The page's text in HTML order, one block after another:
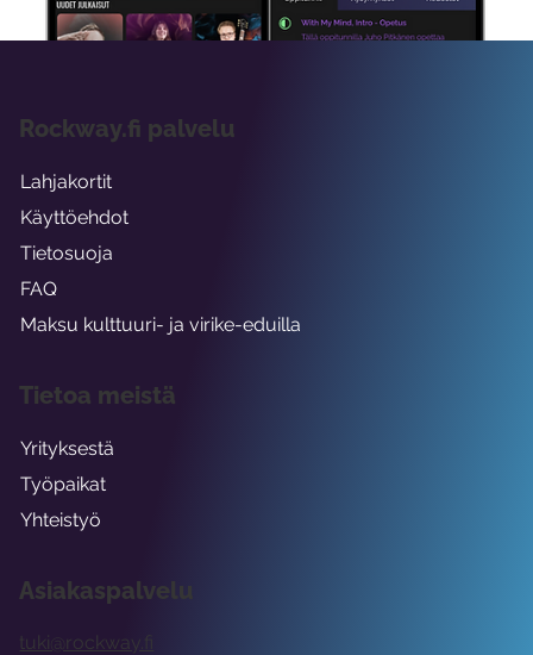
Asiakaspalvelu
tuki@rockway.fi
Rockway.fi palvelu
Lahjakortit
Käyttöehdot
Tietosuoja
FAQ
Maksu kulttuuri- ja virike-eduilla
Tietoa meistä
Yrityksestä
Työpaikat
Yhteistyö